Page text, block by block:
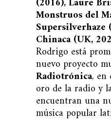
Monstruos del
Supersilverhaze
Chinaca (UK,
Rodrigo está
nuevo proyecto
Radiotrónica, en
oro de la radio y
encuentran una
música popular